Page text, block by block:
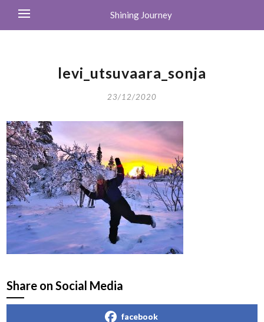
Shining Journey
levi_utsuvaara_sonja
23/12/2020
Share on Social Media
facebook